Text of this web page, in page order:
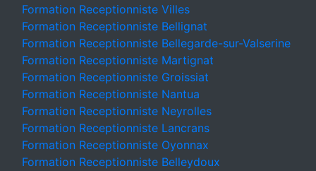
Formation Receptionniste Villes
Formation Receptionniste Bellignat
Formation Receptionniste Bellegarde-sur-Valserine
Formation Receptionniste Martignat
Formation Receptionniste Groissiat
Formation Receptionniste Nantua
Formation Receptionniste Neyrolles
Formation Receptionniste Lancrans
Formation Receptionniste Oyonnax
Formation Receptionniste Belleydoux